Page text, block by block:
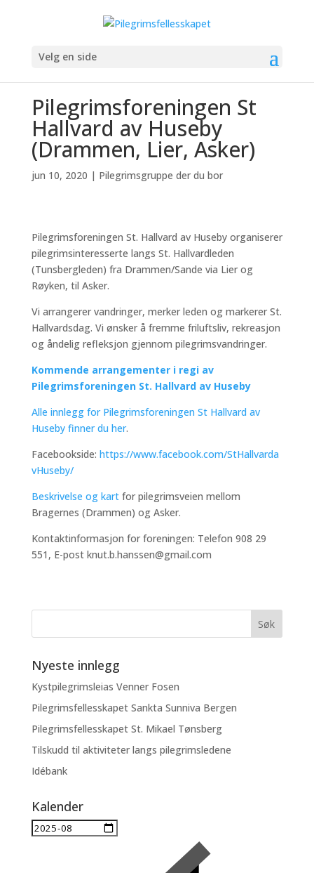
Velg en side
Pilegrimsforeningen St
Hallvard av Huseby
(Drammen, Lier, Asker)
jun 10, 2020 | Pilegrimsgruppe der du bor
Pilegrimsforeningen St. Hallvard av Huseby organiserer
pilegrimsinteresserte langs St. Hallvardleden
(Tunsbergleden) fra Drammen/Sande via Lier og
Røyken, til Asker.
Vi arrangerer vandringer, merker leden og markerer St.
Hallvardsdag. Vi ønsker å fremme friluftsliv, rekreasjon
og åndelig refleksjon gjennom pilegrimsvandringer.
Kommende arrangementer i regi av
Pilegrimsforeningen St. Hallvard av Huseby
Alle innlegg for Pilegrimsforeningen St Hallvard av
Huseby finner du her.
Facebookside: https://www.facebook.com/StHallvarda
vHuseby/
Beskrivelse og kartfor pilegrimsveien mellom
Bragernes (Drammen) og Asker.
Kontaktinformasjon for foreningen: Telefon 908 29
551, E-post knut.b.hanssen@gmail.com
Nyeste innlegg
Kystpilegrimsleias Venner Fosen
Pilegrimsfellesskapet Sankta Sunniva Bergen
Pilegrimsfellesskapet St. Mikael Tønsberg
Tilskudd til aktiviteter langs pilegrimsledene
Idébank
Kalender